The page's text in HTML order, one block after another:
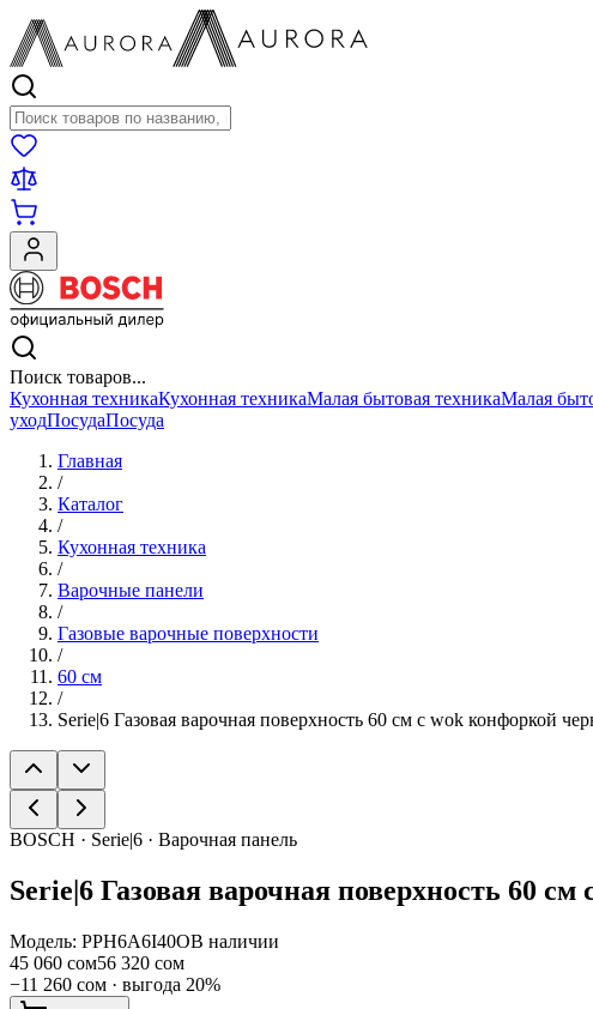
Поиск товаров
Поиск товаров...
Кухонная техникаКухонная техникаМалая бытовая техникаМалая
уходПосудаПосуда
Главная
/
Каталог
/
Кухонная техника
/
Варочные панели
/
Газовые варочные поверхности
/
60 см
/
Serie|6 Газовая варочная поверхность 60 см с wok конфоркой
BOSCH · Serie|6 · Варочная панель
Serie|6 Газовая варочная поверхность 60
Модель: PPH6A6I40OВ наличии
45 060 сом56 320 сом
−11 260 сом · выгода 20%